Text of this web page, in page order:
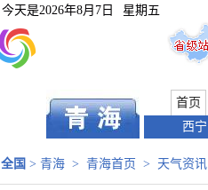
今天是2026年8月7日 星期五
首页
西宁
全国 > 青海 > 青海首页 > 天气资讯